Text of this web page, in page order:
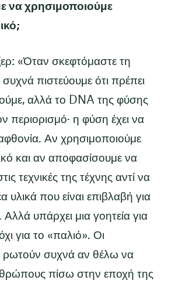
να χρησιμοποιούμε
«Όταν σκεφτόμαστε τη
πιστεύουμε ότι πρέπει
αλλά το DNA της φύσης
περιορισμό· η φύση έχει να
Αν χρησιμοποιούμε
και αν αποφασίσουμε να
τεχνικές της τέχνης αντί να
υλικά που είναι επιβλαβή για
υπάρχει μια γοητεία για
για το «παλιό». Οι
ρωτούν συχνά αν θέλω να
πίσω στην εποχή της